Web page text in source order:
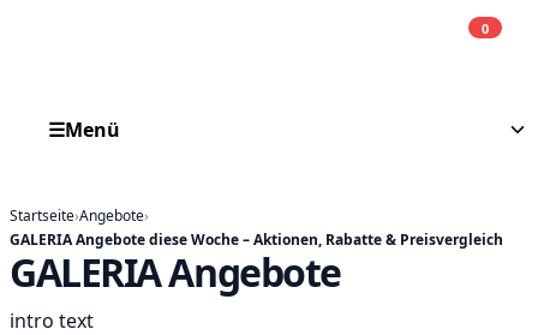
0
☰Menü
Startseite›Angebote›
GALERIA Angebote diese Woche – Aktionen, Rabatte & Preisvergleich
GALERIA Angebote
intro text